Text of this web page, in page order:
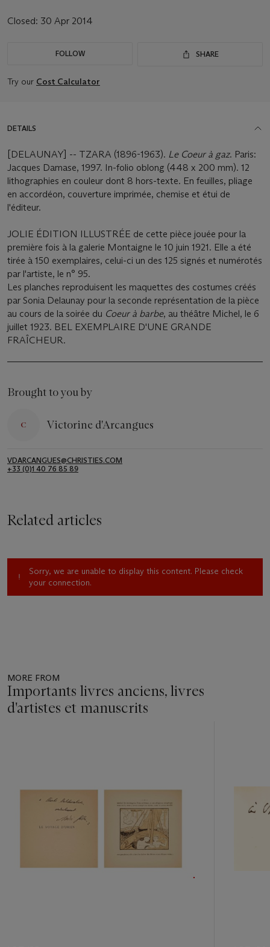
Closed: 30 Apr 2014
FOLLOW SHARE
Try our Cost Calculator
DETAILS
[DELAUNAY] -- TZARA (1896-1963). Le Coeur à gaz. Paris:
Jacques Damase, 1997. In-folio oblong (448 x 200 mm). 12
lithographies en couleur dont 8 hors-texte. En feuilles, pliage
en accordéon, couverture imprimée, chemise et étui de
l'éditeur.
JOLIE ÉDITION ILLUSTRÉE de cette pièce jouée pour la
première fois à la galerie Montaigne le 10 juin 1921. Elle a été
tirée à 150 exemplaires, celui-ci un des 125 signés et numérotés
par l'artiste, le n° 95.
Les planches reproduisent les maquettes des costumes créés
par Sonia Delaunay pour la seconde représentation de la pièce
au cours de la soirée du Coeur à barbe, au théâtre Michel, le 6
juillet 1923. BEL EXEMPLAIRE D'UNE GRANDE
FRAÎCHEUR.
Brought to you by
Victorine d'Arcangues
VDARCANGUES@CHRISTIES.COM
+33 (0)1 40 76 85 89
Related articles
Sorry, we are unable to display this content. Please check
your connection.
MORE FROM
Importants livres anciens, livres
d'artistes et manuscrits